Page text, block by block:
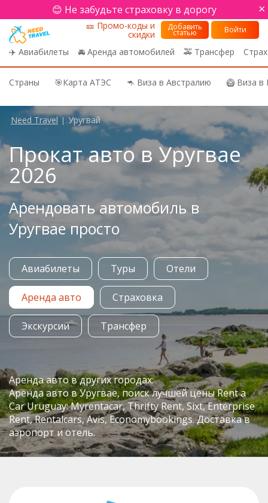
😊 Не забудьте страховку в дорогу ×
✈️ Авиабилеты 🚘 Аренда автомобилей 🚕 Трансфер
🎫 Промо-коды и
скидки
Добавить
статью Войти
Страны 🎯Карта АТЭС 🦘 Виза в Австралию 🥝 Виза
Need Travel | Уругвай
Прокат авто в Уругвае
2026
Арендовать автомобиль в
Уругвае просто
Авиабилеты Туры Отели
Аренда авто Страховка
Экскурсии Трансфер
Аренда авто в других городах:
Аренда авто в Уругвае, поиск лучшей цены Rent a
Car Uruguay: Myrentacar, Thrifty Rent, Sixt, Enterprise
Rent, Rentalcars, Avis, Economybookings. Доставка в
аэропорт и отель.